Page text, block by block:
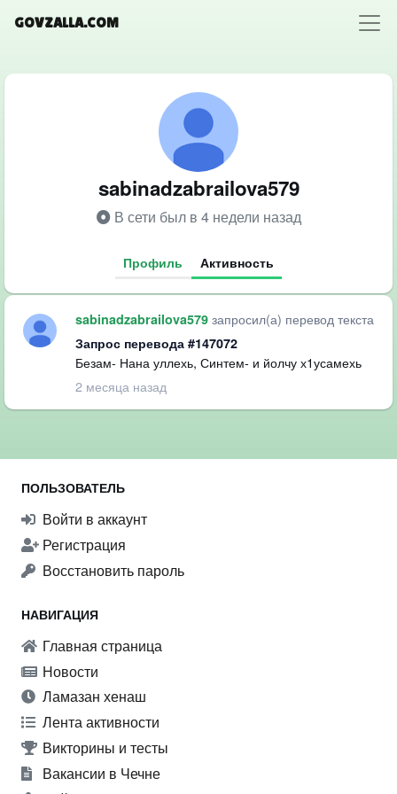
GOVZALLA.COM
sabinadzabrailova579
В сети был в 4 недели назад
Профиль Активность
sabinadzabrailova579 запросил(а) перевод текста
Запрос перевода #147072
Безам- Нана уллехь, Синтем- и йолчу х1усамехь
2 месяца назад
ПОЛЬЗОВАТЕЛЬ
Войти в аккаунт
Регистрация
Восстановить пароль
НАВИГАЦИЯ
Главная страница
Новости
Ламазан хенаш
Лента активности
Викторины и тесты
Вакансии в Чечне